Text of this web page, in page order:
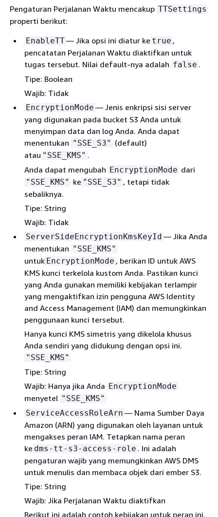
Pengaturan Perjalanan Waktu mencakup TTSettings
properti berikut:
EnableTT— Jika opsi ini diatur ke true ,
pencatatan Perjalanan Waktu diaktifkan untuk
tugas tersebut. Nilai default-nya adalah false .
Tipe: Boolean
Wajib: Tidak
EncryptionMode — Jenis enkripsi sisi server
yang digunakan pada bucket S3 Anda untuk
menyimpan data dan log Anda. Anda dapat
menentukan "SSE_S3" (default)
atau "SSE_KMS" .
Anda dapat mengubah EncryptionMode dari
"SSE_KMS" ke "SSE_S3" , tetapi tidak
sebaliknya.
Tipe: String
Wajib: Tidak
ServerSideEncryptionKmsKeyId — Jika Anda
menentukan "SSE_KMS"
untuk EncryptionMode , berikan ID untuk AWS
KMS kunci terkelola kustom Anda. Pastikan kunci
yang Anda gunakan memiliki kebijakan terlampir
yang mengaktifkan izin pengguna AWS Identity
and Access Management (IAM) dan memungkinkan
penggunaan kunci tersebut.
Hanya kunci KMS simetris yang dikelola khusus
Anda sendiri yang didukung dengan opsi ini.
"SSE_KMS"
Tipe: String
Wajib: Hanya jika Anda EncryptionMode
menyetel "SSE_KMS"
ServiceAccessRoleArn — Nama Sumber Daya
Amazon (ARN) yang digunakan oleh layanan untuk
mengakses peran IAM. Tetapkan nama peran
ke dms-tt-s3-access-role . Ini adalah
pengaturan wajib yang memungkinkan AWS DMS
untuk menulis dan membaca objek dari ember S3.
Tipe: String
Wajib: Jika Perjalanan Waktu diaktifkan
Berikut ini adalah contoh kebijakan untuk peran ini.